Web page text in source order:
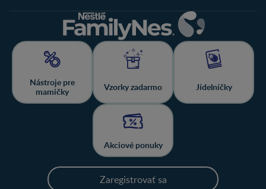
Nástroje pre
mamičky
Vzorky zadarmo Jídelníčky
Akciové ponuky
Zaregistrovať sa